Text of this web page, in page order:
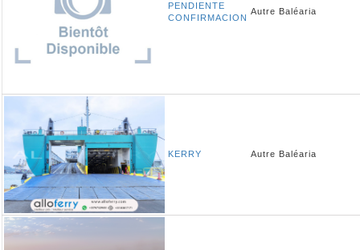
PENDIENTE
CONFIRMACION
Autre Baléaria
KERRY Autre Baléaria